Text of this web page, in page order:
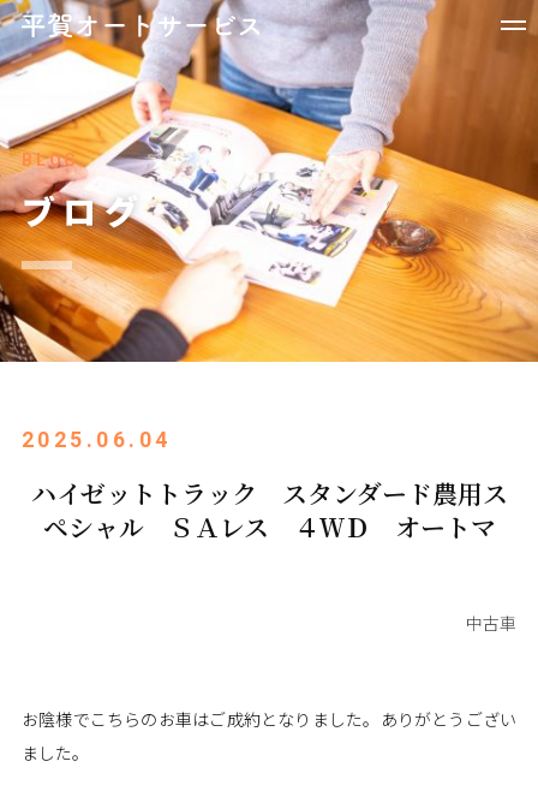
BLOG
ブログ
2025.06.04
ハイゼットトラック スタンダード農用ス
ペシャル ＳＡレス ４ＷＤ オートマ
中古車
お陰様でこちらのお車はご成約となりました。ありがとうござい
ました。